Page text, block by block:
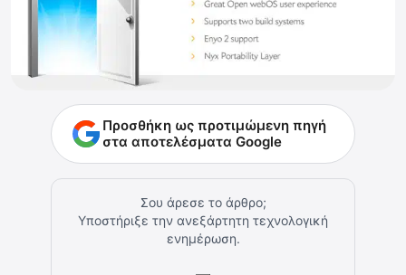
Προσθήκη ως προτιμώμενη πηγή
στα αποτελέσματα Google
Σου άρεσε το άρθρο;
Υποστήριξε την ανεξάρτητη τεχνολογική
ενημέρωση.